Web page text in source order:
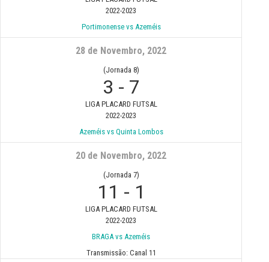
2022-2023
Portimonense vs Azeméis
28 de Novembro, 2022
(Jornada 8)
3 - 7
LIGA PLACARD FUTSAL
2022-2023
Azeméis vs Quinta Lombos
20 de Novembro, 2022
(Jornada 7)
11 - 1
LIGA PLACARD FUTSAL
2022-2023
BRAGA vs Azeméis
Transmissão:Canal 11